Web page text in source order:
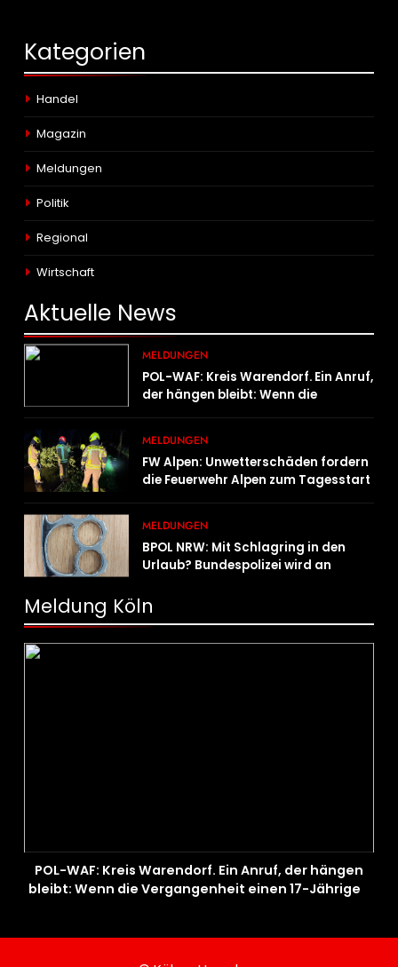
Kategorien
Handel
Magazin
Meldungen
Politik
Regional
Wirtschaft
Aktuelle News
MELDUNGEN
POL-WAF: Kreis Warendorf. Ein Anruf,
der hängen bleibt: Wenn die
MELDUNGEN
FW Alpen: Unwetterschäden fordern
die Feuerwehr Alpen zum Tagesstart
MELDUNGEN
BPOL NRW: Mit Schlagring in den
Urlaub? Bundespolizei wird an
Meldung Köln
POL-WAF: Kreis Warendorf. Ein Anruf, der hängen
bleibt: Wenn die Vergangenheit einen 17-Jährigen